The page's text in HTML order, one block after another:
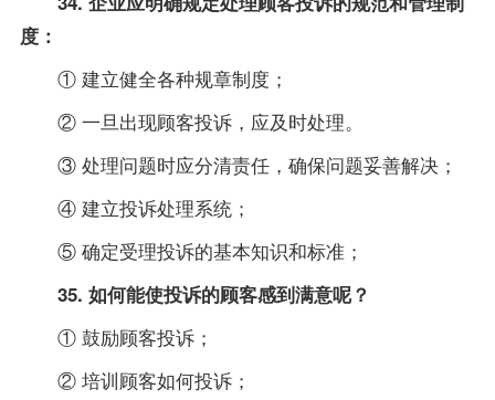
度：
① 建立健全各种规章制度；
② 一旦出现顾客投诉，应及时处理。
③ 处理问题时应分清责任，确保问题妥善解决；
④ 建立投诉处理系统；
⑤ 确定受理投诉的基本知识和标准；
35. 如何能使投诉的顾客感到满意呢？
① 鼓励顾客投诉；
② 培训顾客如何投诉；